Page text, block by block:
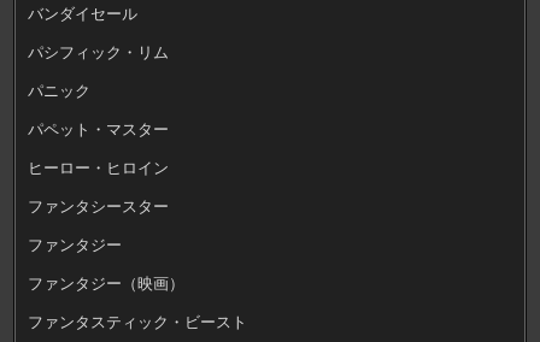
バンダイセール
パシフィック・リム
パニック
パペット・マスター
ヒーロー・ヒロイン
ファンタシースター
ファンタジー
ファンタジー（映画）
ファンタスティック・ビースト